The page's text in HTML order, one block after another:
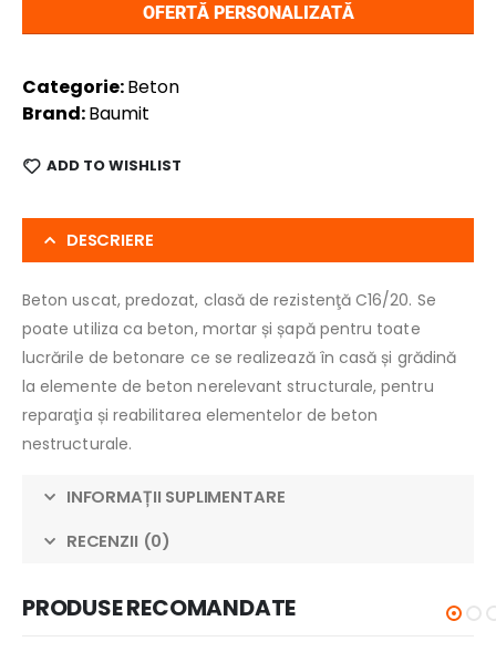
OFERTĂ PERSONALIZATĂ
Categorie:Beton
Brand:Baumit
ADD TO WISHLIST
DESCRIERE
Beton uscat, predozat, clasă de rezistenţă C16/20. Se
poate utiliza ca beton, mortar și șapă pentru toate
lucrările de betonare ce se realizează în casă și grădină
la elemente de beton nerelevant structurale, pentru
reparaţia și reabilitarea elementelor de beton
nestructurale.
INFORMAȚII SUPLIMENTARE
RECENZII (0)
PRODUSE RECOMANDATE